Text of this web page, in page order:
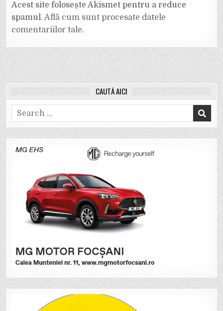
Acest site folosește Akismet pentru a reduce
spamul.Află cum sunt procesate datele
comentariilor tale.
CAUTĂ AICI
Search
for: